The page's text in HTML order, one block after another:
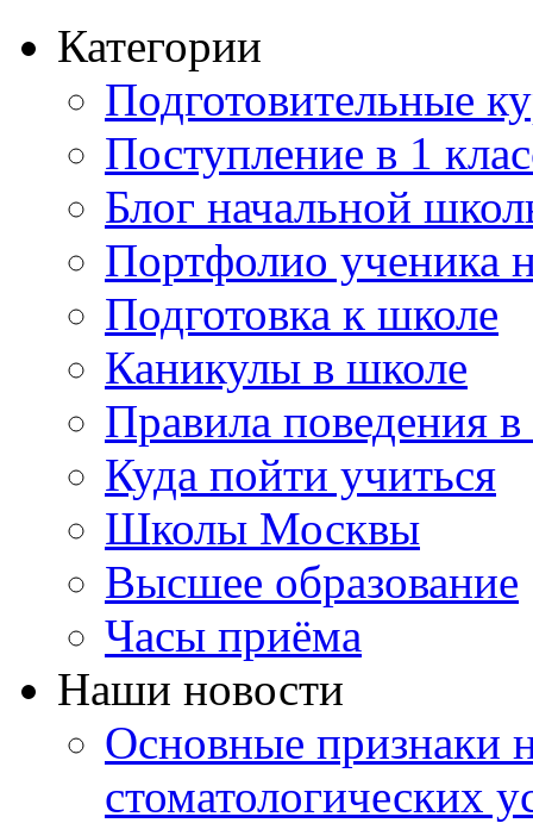
Категории
Подготовительные
Поступление в 1
Блог начальной
Портфолио ученика
Подготовка к школе
Каникулы в школе
Правила поведения
Куда пойти учиться
Школы Москвы
Высшее образование
Часы приёма
Наши новости
Основные признаки
стоматологических